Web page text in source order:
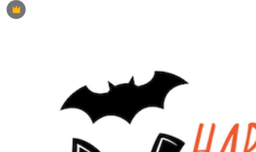
Premium